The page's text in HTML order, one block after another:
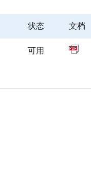
状态 文档
可用